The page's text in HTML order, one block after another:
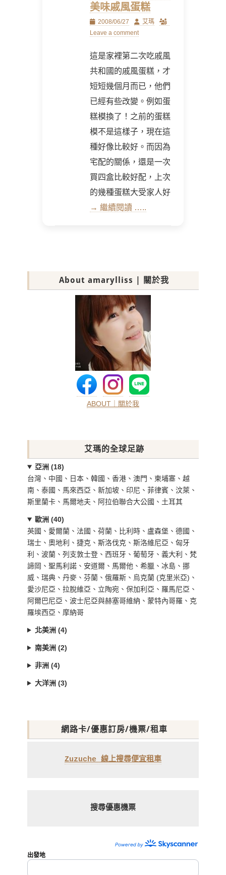
美味戚風蛋糕
Posted
on
2008/06/27 Author
艾瑪
Leave a comment
這是家裡第二次吃戚風
共和國的戚風蛋糕，才
短短幾個月而已，他們
已經有些改變。例如蛋
糕模換了！之前的蛋糕
模不是這樣子，現在這
種好像比較好。而因為
宅配的關係，還是一次
買四盒比較好配，上次
的幾種蛋糕大受家人好
→ 繼續閱讀 …..
About amarylliss | 關於我
ABOUT｜關於我
艾瑪的全球足跡
亞洲 (18)
台灣、中國、日本、韓國、香港、澳門、柬埔寨、越
南、泰國、馬來西亞、新加坡、印尼、菲律賓、汶萊、
斯里蘭卡、馬爾地夫、阿拉伯聯合大公國、土耳其
歐洲 (40)
英國、愛爾蘭、法國、荷蘭、比利時、盧森堡、德國、
瑞士、奧地利、捷克、斯洛伐克、斯洛維尼亞、匈牙
利、波蘭、列支敦士登、西班牙、葡萄牙、義大利、梵
諦岡、聖馬利諾、安道爾、馬爾他、希臘、冰島、挪
威、瑞典、丹麥、芬蘭、俄羅斯、烏克蘭 (克里米亞)、
愛沙尼亞、拉脫維亞、立陶宛、保加利亞、羅馬尼亞、
阿爾巴尼亞、波士尼亞與赫塞哥維納、蒙特內哥羅、克
羅埃西亞、摩納哥
北美洲 (4)
南美洲 (2)
非洲 (4)
大洋洲 (3)
網路卡/優惠訂房/機票/租車
Zuzuche 線上搜尋便宜租車
搜尋優惠機票